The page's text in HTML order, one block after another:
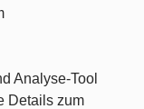
Analyse-Tool
Details zum